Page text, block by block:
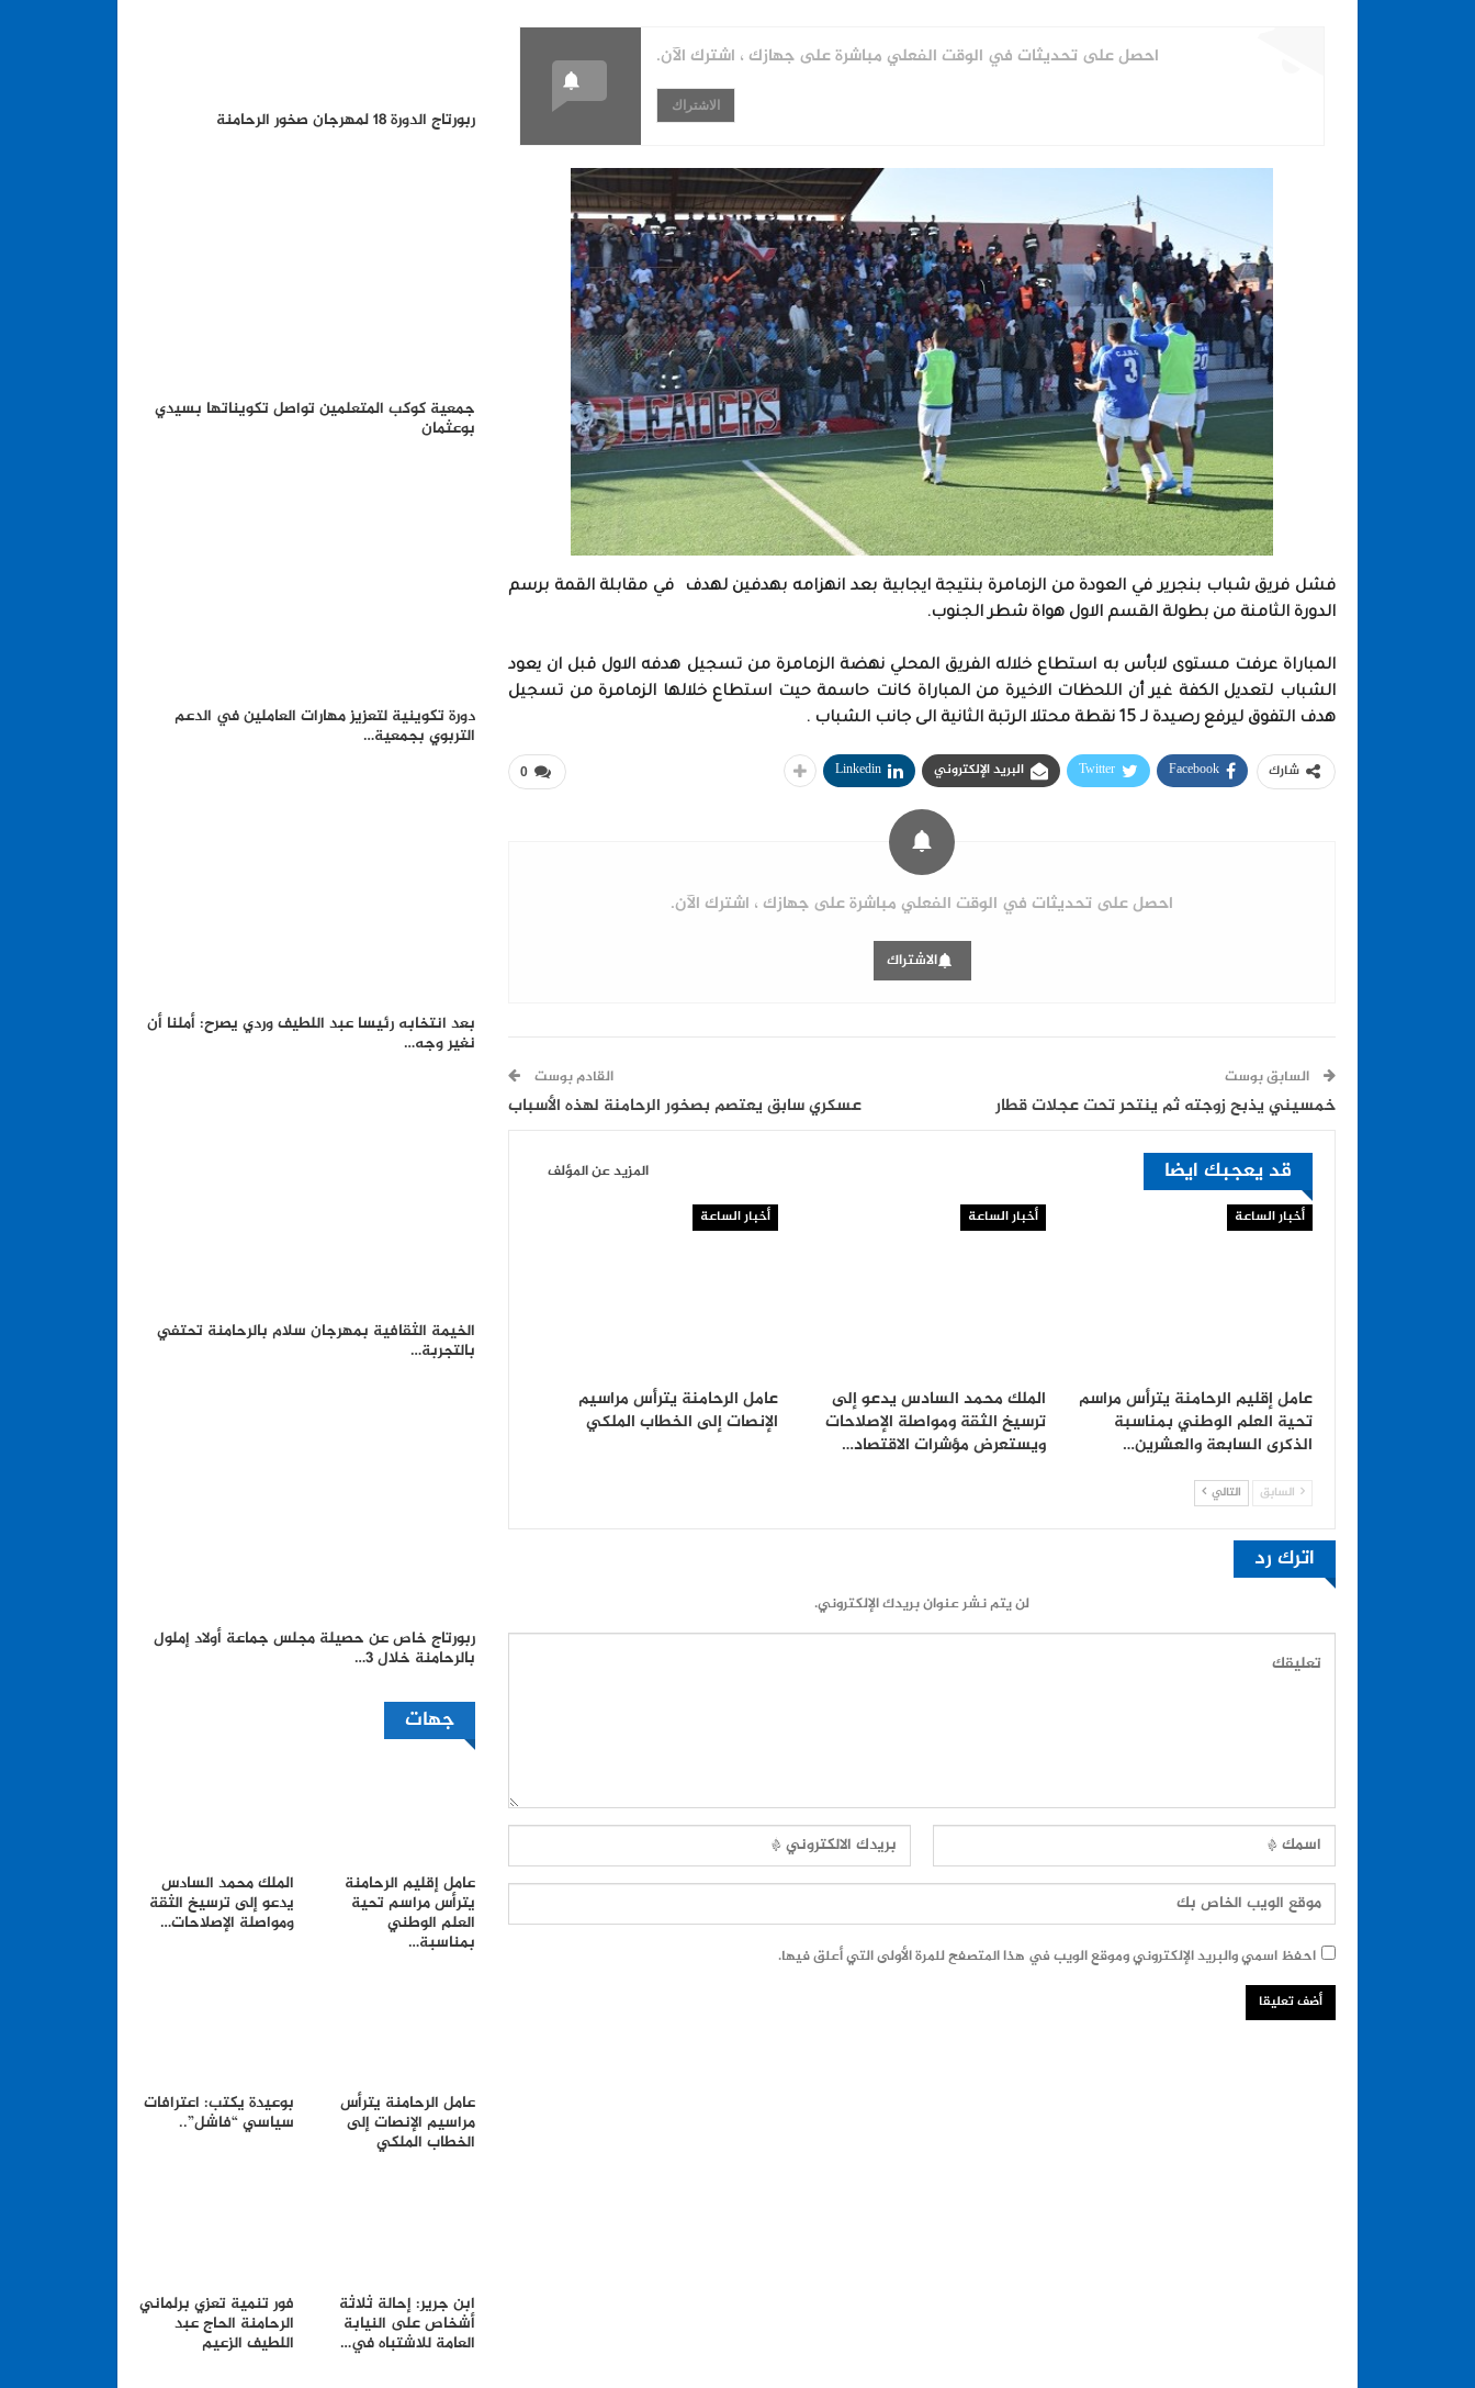
احصل على تحديثات في الوقت الفعلي مباشرة على جهازك ، اشترك الآن.
الاشتراك
فشل فريق شباب بنجرير في العودة من الزمامرة بنتيجة ايجابية بعد انهزامه بهدفين لهدف في مقابلة القمة برسم
الدورة الثامنة من بطولة القسم الاول هواة شطر الجنوب.
المباراة عرفت مستوى لابأس به استطاع خلاله الفريق المحلي نهضة الزمامرة من تسجيل هدفه الاول قبل ان يعود
الشباب لتعديل الكفة غير أن اللحظات الاخيرة من المباراة كانت حاسمة حيت استطاع خلالها الزمامرة من تسجيل
هدف التفوق ليرفع رصيدة لـ 15 نقطة محتلا الرتبة الثانية الى جانب الشباب .
0 شارك Facebook
Twitter البريد الإلكتروني Linkedin
احصل على تحديثات في الوقت الفعلي مباشرة على جهازك ، اشترك الآن.
الاشتراك
السابق بوست
خمسيني يذبح زوجته ثم ينتحر تحت عجلات قطار
القادم بوست
عسكري سابق يعتصم بصخور الرحامنة لهذه الأسباب
قد يعجبك ايضا المزيد عن المؤلف
أخبار الساعة
عامل إقليم الرحامنة يترأس مراسم
تحية العلم الوطني بمناسبة
الذكرى السابعة والعشرين…
أخبار الساعة
الملك محمد السادس يدعو إلى
ترسيخ الثقة ومواصلة الإصلاحات
ويستعرض مؤشرات الاقتصاد…
أخبار الساعة
عامل الرحامنة يترأس مراسيم
الإنصات إلى الخطاب الملكي
السابق التالي
اترك رد
لن يتم نشر عنوان بريدك الإلكتروني.
احفظ اسمي والبريد الإلكتروني وموقع الويب في هذا المتصفح للمرة الأولى التي أعلق فيها.
ربورتاج الدورة 18 لمهرجان صخور الرحامنة
جمعية كوكب المتعلمين تواصل تكويناتها بسيدي
بوعثمان
دورة تكوينية لتعزيز مهارات العاملين في الدعم
التربوي بجمعية…
بعد انتخابه رئيسا عبد اللطيف وردي يصرح: أملنا أن
نغير وجه…
الخيمة الثقافية بمهرجان سلام بالرحامنة تحتفي
بالتجربة…
ربورتاج خاص عن حصيلة مجلس جماعة أولاد إملول
بالرحامنة خلال 3…
جهات
عامل إقليم الرحامنة
يترأس مراسم تحية
العلم الوطني
بمناسبة…
الملك محمد السادس
يدعو إلى ترسيخ الثقة
ومواصلة الإصلاحات…
عامل الرحامنة يترأس
مراسيم الإنصات إلى
الخطاب الملكي
بوعيدة يكتب: اعترافات
سياسي “فاشل”..
ابن جرير: إحالة ثلاثة
أشخاص على النيابة
العامة للاشتباه في…
فور تنمية تعزي برلماني
الرحامنة الحاج عبد
اللطيف الزعيم